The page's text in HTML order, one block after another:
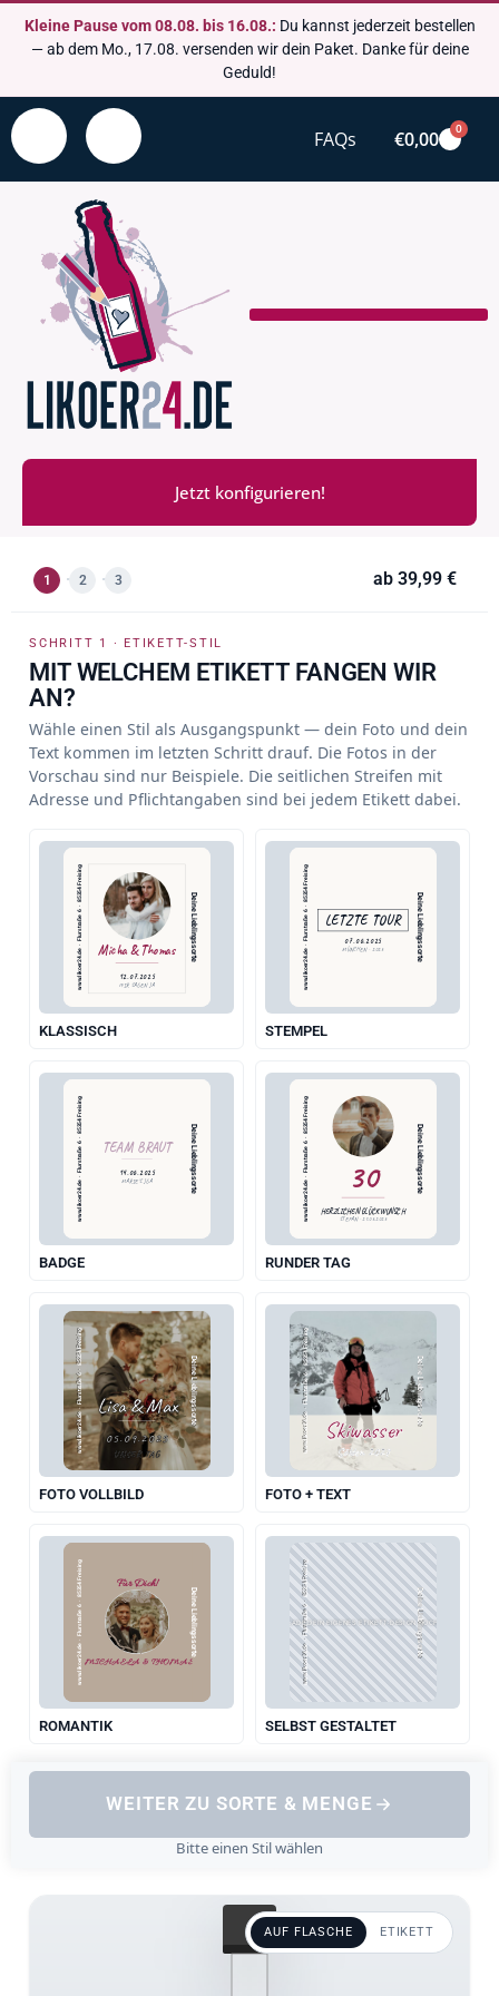
Kleine Pause vom 08.08. bis 16.08.: Du kannst jederzeit bestellen
— ab dem Mo., 17.08. versenden wir dein Paket. Danke für deine
Geduld!
FAQs €0,00 0
Jetzt konfigurieren!
1 2 3 ab 39,99 €
SCHRITT 1 · ETIKETT-STIL
MIT WELCHEM ETIKETT FANGEN WIR
AN?
Wähle einen Stil als Ausgangspunkt — dein Foto und dein
Text kommen im letzten Schritt drauf. Die Fotos in der
Vorschau sind nur Beispiele. Die seitlichen Streifen mit
Adresse und Pflichtangaben sind bei jedem Etikett dabei.
www.likoer24.de  ·  Flurstraße 6  ·  85354 Freising Micha & Thomas
12.07.2025
WIR SAGEN JA
Deine Lieblingssorte
KLASSISCH
www.likoer24.de  ·  Flurstraße 6  ·  85354 Freising LETZTE TOUR
07.06.2025
MÜNCHEN · 2025 Deine Lieblingssorte
STEMPEL
www.likoer24.de  ·  Flurstraße 6  ·  85354 Freising TEAM BRAUT
14.06.2025
MARIE'S JGA Deine Lieblingssorte
BADGE
www.likoer24.de  ·  Flurstraße 6  ·  85354 Freising 30
HERZLICHEN GLÜCKWUNSCH
STEFAN · 21.05.2025
Deine Lieblingssorte
RUNDER TAG
www.likoer24.de  ·  Flurstraße 6  ·  85354 Freising Lisa & Max
05.09.2025
UNSER TAG
Deine Lieblingssorte
FOTO VOLLBILD
www.likoer24.de  ·  Flurstraße 6  ·  85354 Freising Deine Lieblingssorte
Skiwasser
Sölden 2027
FOTO + TEXT
www.likoer24.de  ·  Flurstraße 6  ·  85354 Freising Für Dich!
MICHAELA & THOMAS
Deine Lieblingssorte
ROMANTIK
www.likoer24.de  ·  Flurstraße 6  ·  85354 Freising
LADE DEIN EIGENES ETIKETT-DESIGN HOCH
Deine Lieblingssorte
SELBST GESTALTET
Bitte einen Stil wählen
WEITER ZU SORTE & MENGE
AUF FLASCHE ETIKETT